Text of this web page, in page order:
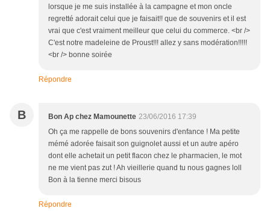
lorsque je me suis installée à la campagne et mon oncle
regretté adorait celui que je faisait!! que de souvenirs et il est
vrai que c'est vraiment meilleur que celui du commerce. <br />
C'est notre madeleine de Proust!!! allez y sans modération!!!!!
<br /> bonne soirée
Répondre
B Bon Ap chez Mamounette 23/06/2016 17:39
Oh ça me rappelle de bons souvenirs d'enfance ! Ma petite
mémé adorée faisait son guignolet aussi et un autre apéro
dont elle achetait un petit flacon chez le pharmacien, le mot
ne me vient pas zut ! Ah vieillerie quand tu nous gagnes loll
Bon à la tienne merci bisous
Répondre